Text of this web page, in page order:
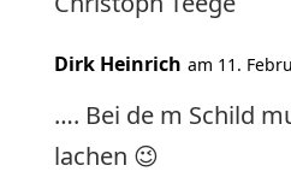
Dirk Heinrich am 11.
…. Bei de m Schild
lachen 😉